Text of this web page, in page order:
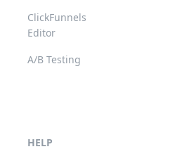
ClickFunnels
Editor
A/B Testing
HELP